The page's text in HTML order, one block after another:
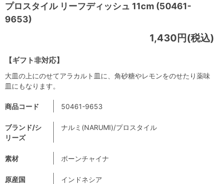
プロスタイル リーフディッシュ 11cm (50461-
9653)
【ギフト非対応】
1,430円(税込)
商品コード 50461-9653
ブランド/シ
リーズ
ナルミ(NARUMI)/プロスタイル
素材 ボーンチャイナ
原産国 インドネシア
大皿の上にのせてアラカルト皿に、角砂糖やレモンをのせたり薬味
皿にもなります。